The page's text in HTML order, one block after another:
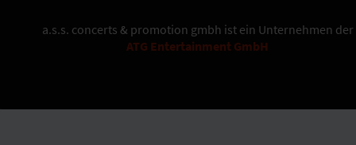
a.s.s. concerts & promotion gmbh ist ein Unternehmen der
ATG Entertainment GmbH